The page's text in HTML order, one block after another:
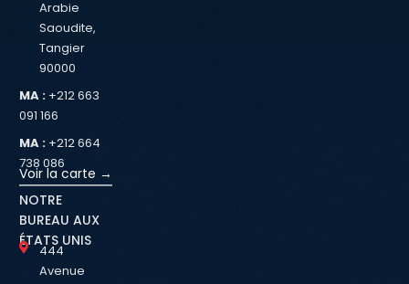
Arabie
Saoudite,
Tangier
90000
MA :+212 663
091 166
MA :+212 664
738 086
Voir la carte →
NOTRE
BUREAU AUX
ÉTATS UNIS
444
Avenue